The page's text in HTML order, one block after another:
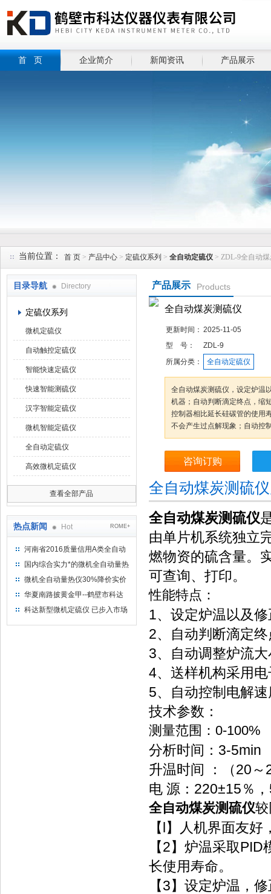
首 页 企业简介 新闻资讯 产品展示
当前位置： 首 页 > 产品中心 > 定硫仪系列 > 全自动定硫仪 > ZDL-9全自动
目录导航 Directory
定硫仪系列
微机定硫仪
自动触控定硫仪
智能快速定硫仪
快速智能测硫仪
汉字智能定硫仪
微机智能定硫仪
全自动定硫仪
高效微机定硫仪
查看全部产品
热点新闻 Hot ROME+
河南省2016质量信用A类全自动
量热仪
国内综合实力*的微机全自动量热
仪制造企业
微机全自动量热仪30%降价实价
出售
华夏南路披黄金甲--鹤壁市科达
仪器仪表有限公司
科达新型微机定硫仪 已步入市场
产品展示 Products
全自动煤炭测硫仪
更新时间： 2025-11-05
型 号：
ZDL-9
所属分类：
全自动定硫仪
全自动煤炭测硫仪，设定炉温
机器；自动判断滴定终点，缩
控制器相比延长硅碳管的使用
不会产生过点解现象；自动控
咨询订购
全自动煤炭测硫
全自动煤炭测硫仪
由单片机系统独立
燃物资的硫含量。
可查询、打印。
性能特点：
1、设定炉温以及
2、自动判断滴定
3、自动调整炉流
4、送样机构采用
5、自动控制电解
技术参数：
测量范围：0-100%
分析时间：3-5min
升温时间 ：（20
电 源：220±15％
全自动煤炭测硫仪
【l】人机界面友
【2】炉温采取
长使用寿命。
【3】设定炉温，